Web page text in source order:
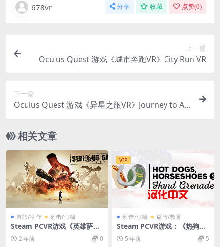
678vr 分享 收藏 点赞(0)
上一篇
Oculus Quest 游戏《城市奔跑VR》City Run VR
下一篇
Oculus Quest 游戏《异星之旅VR》Journey to Ali
相关文章
冒险/动作 射击/弓箭
Steam PCVR游戏《英雄萨姆
融合 2017》Serious Sam Fu
sion 2017
2 年前 0
VIP
射击/弓箭 益智/教育
Steam PCVR游戏：《热狗马
蹄铁和手榴弹VR》汉化中文版
Hot Dogs, Horseshoes & H
5 年前 5